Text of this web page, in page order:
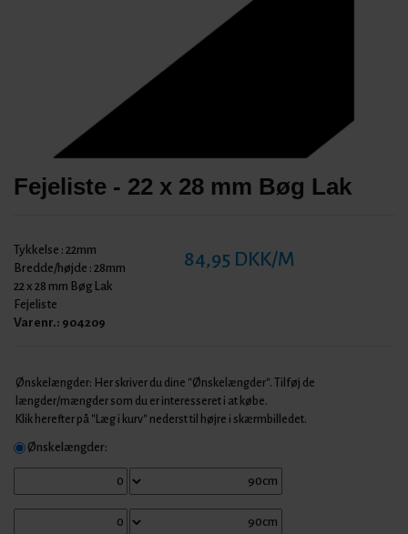
Fejeliste - 22 x 28 mm Bøg Lak
Tykkelse : 22mm
Bredde/højde : 28mm
22 x 28 mm Bøg Lak
Fejeliste
Varenr.: 904209
84,95 DKK/M
Ønskelængder: Her skriver du dine "Ønskelængder". Tilføj de
længder/mængder som du er interesseret i at købe.
Klik herefter på "Læg i kurv" nederst til højre i skærmbilledet.
Ønskelængder: